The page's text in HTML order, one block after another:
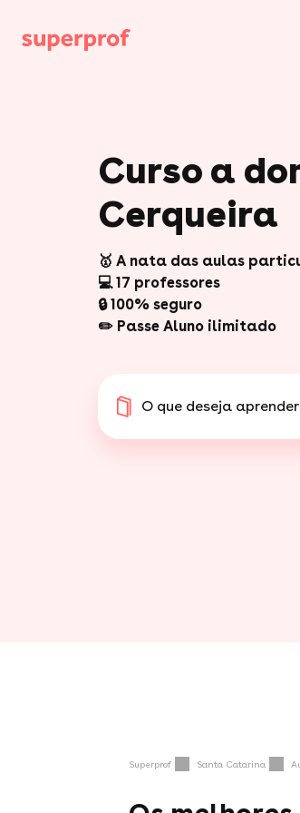
Curso a
Cerqueira
🥇 A nata das aulas
💻 17 professores
🔒 100% seguro
✏️ Passe Aluno ilimitado
O que deseja
Superprof Santa Catarina